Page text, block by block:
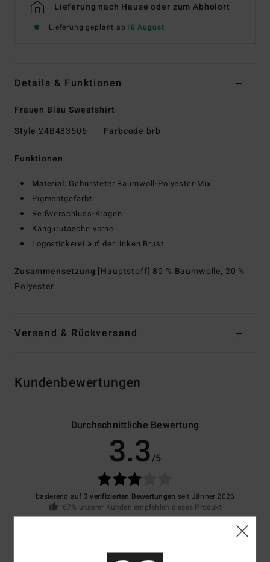
Lieferung nach Hause oder zum Abholort
Lieferung geplant ab10 August
Details & Funktionen
Frauen Blau Sweatshirt
Style 24B483506 Farbcode brb
Funktionen
Material: Gebürsteter Baumwoll-Polyester-Mix
Pigmentgefärbt
Reißverschluss-Kragen
Kängurutasche vorne
Logostickerei auf der linken Brust
Zusammensetzung [Hauptstoff] 80 % Baumwolle, 20 %
Polyester
Versand & Rückversand
Kundenbewertungen
Durchschnittliche Bewertung
3.3/5
basierend auf 3 verifizierten Bewertungen seit Jänner 2026
67% unserer Kunden empfehlen dieses Produkt